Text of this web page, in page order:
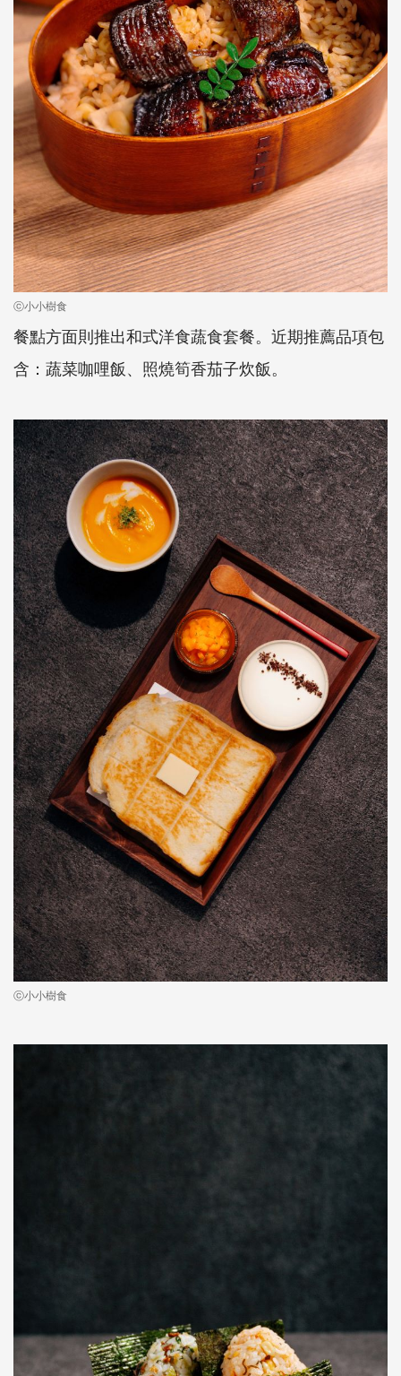
ⓒ小小樹食
餐點方面則推出和式洋食蔬食套餐。近期推薦品項包
含：蔬菜咖哩飯、照燒筍香茄子炊飯。
ⓒ小小樹食